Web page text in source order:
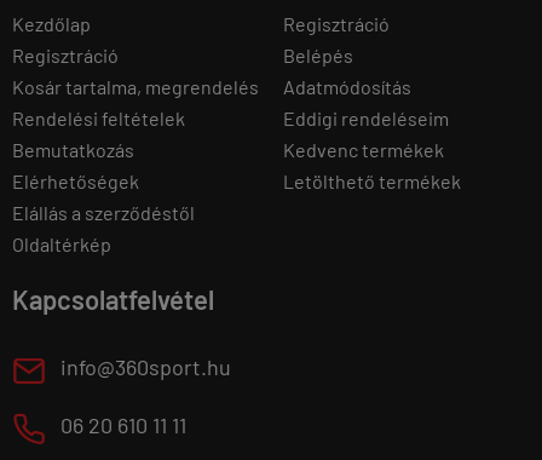
Kezdőlap
Regisztráció
Kosár tartalma, megrendelés
Rendelési feltételek
Bemutatkozás
Elérhetőségek
Elállás a szerződéstől
Oldaltérkép
Regisztráció
Belépés
Adatmódosítás
Eddigi rendeléseim
Kedvenc termékek
Letölthető termékek
Kapcsolatfelvétel
E info@360sport.hu
M 06 20 610 11 11